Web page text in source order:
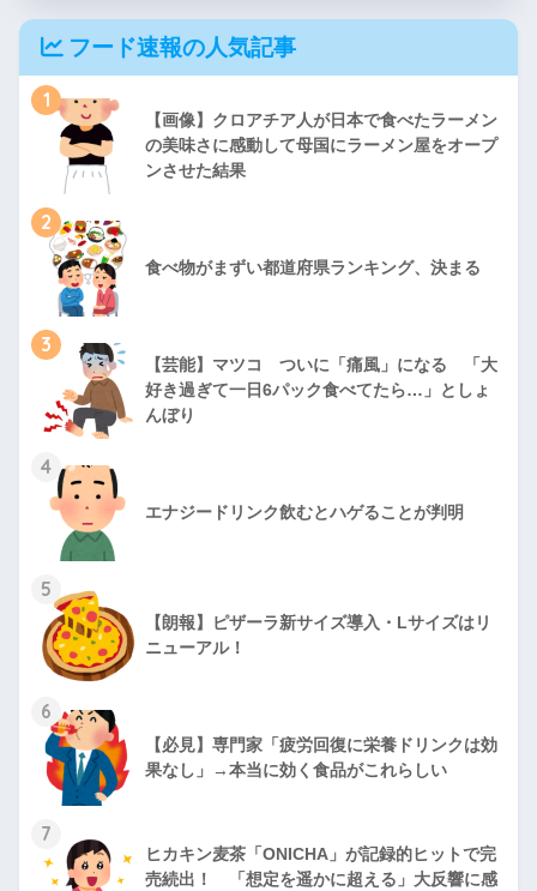
フード速報の人気記事
1
【画像】クロアチア人が日本で食べたラーメン
の美味さに感動して母国にラーメン屋をオープ
ンさせた結果
2
食べ物がまずい都道府県ランキング、決まる
3
【芸能】マツコ ついに「痛風」になる 「大
好き過ぎて一日6パック食べてたら…」としょ
んぼり
4
エナジードリンク飲むとハゲることが判明
5
【朗報】ピザーラ新サイズ導入・Lサイズはリ
ニューアル！
6
【必見】専門家「疲労回復に栄養ドリンクは効
果なし」→本当に効く食品がこれらしい
7
ヒカキン麦茶「ONICHA」が記録的ヒットで完
売続出！ 「想定を遥かに超える」大反響に感